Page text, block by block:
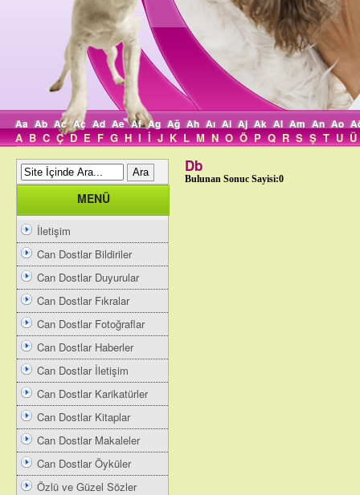
Aa Ab Ac Aç Ad Ae Af Ag Ağ Ah Aı Ai Aj Ak Al Am An Ao
A B C Ç D E F G H I İ J K L M N O Ö P Q R S Ş T U Ü
MENÜ
İletişim
Can Dostlar Bildiriler
Can Dostlar Duyurular
Can Dostlar Fıkralar
Can Dostlar Fotoğraflar
Can Dostlar Haberler
Can Dostlar İletişim
Can Dostlar Karikatürler
Can Dostlar Kitaplar
Can Dostlar Makaleler
Can Dostlar Öyküler
Özlü ve Güzel Sözler
Db
Bulunan Sonuc Sayisi:0